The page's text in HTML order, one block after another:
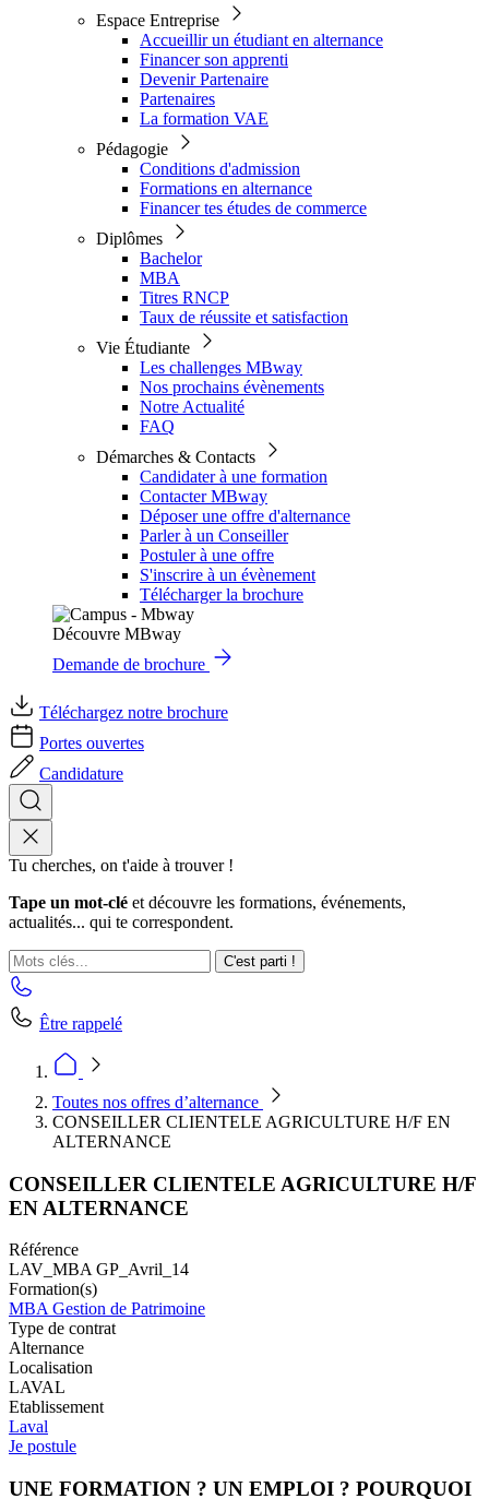
Espace Entreprise
Accueillir un étudiant en alternance
Financer son apprenti
Devenir Partenaire
Partenaires
La formation VAE
Pédagogie
Conditions d'admission
Formations en alternance
Financer tes études de commerce
Diplômes
Bachelor
MBA
Titres RNCP
Taux de réussite et satisfaction
Vie Étudiante
Les challenges MBway
Nos prochains évènements
Notre Actualité
FAQ
Démarches & Contacts
Candidater à une formation
Contacter MBway
Déposer une offre d'alternance
Parler à un Conseiller
Postuler à une offre
S'inscrire à un évènement
Télécharger la brochure
Découvre MBway
Demande de brochure
Téléchargez notre brochure
Portes ouvertes
Candidature
Tu cherches, on t'aide à trouver !
Tape un mot-clé et découvre les formations, événements,
actualités... qui te correspondent.
C'est parti !
Être rappelé
Toutes nos offres d’alternance
CONSEILLER CLIENTELE AGRICULTURE H/F EN
ALTERNANCE
CONSEILLER CLIENTELE AGRICULTURE H/F
EN ALTERNANCE
Référence
LAV_MBA GP_Avril_14
Formation(s)
MBA Gestion de Patrimoine
Type de contrat
Alternance
Localisation
LAVAL
Etablissement
Laval
Je postule
UNE FORMATION ? UN EMPLOI ? POURQUOI